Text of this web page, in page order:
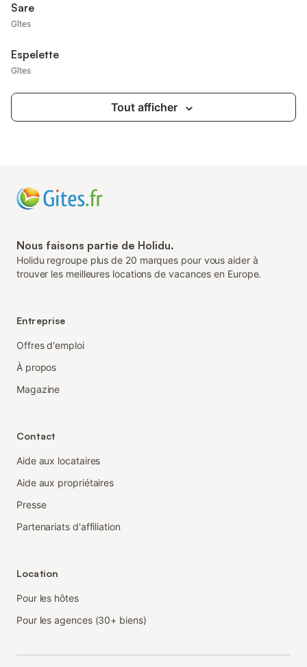
Sare
Gîtes
Espelette
Gîtes
Tout afficher
Nous faisons partie de Holidu.
Holidu regroupe plus de 20 marques pour vous aider à
trouver les meilleures locations de vacances en Europe.
Entreprise
Offres d'emploi
À propos
Magazine
Contact
Aide aux locataires
Aide aux propriétaires
Presse
Partenariats d'affiliation
Location
Pour les hôtes
Pour les agences (30+ biens)